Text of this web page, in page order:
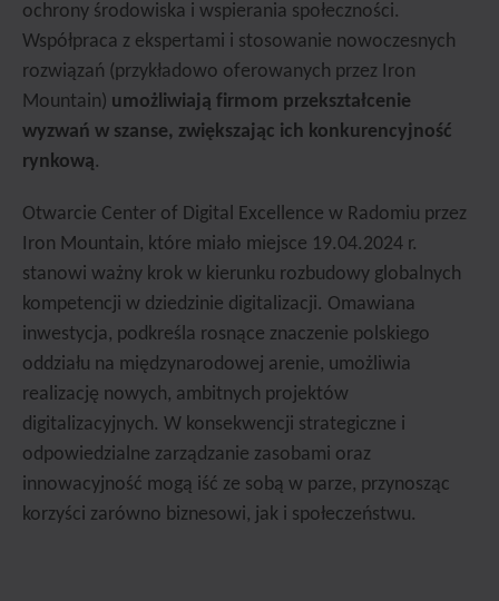
ochrony środowiska i wspierania społeczności.
Współpraca z ekspertami i stosowanie nowoczesnych
rozwiązań (przykładowo oferowanych przez Iron
Mountain) umożliwiają firmom przekształcenie
wyzwań w szanse, zwiększając ich konkurencyjność
rynkową.
Otwarcie Center of Digital Excellence w Radomiu przez
Iron Mountain, które miało miejsce 19.04.2024 r.
stanowi ważny krok w kierunku rozbudowy globalnych
kompetencji w dziedzinie digitalizacji. Omawiana
inwestycja, podkreśla rosnące znaczenie polskiego
oddziału na międzynarodowej arenie, umożliwia
realizację nowych, ambitnych projektów
digitalizacyjnych. W konsekwencji strategiczne i
odpowiedzialne zarządzanie zasobami oraz
innowacyjność mogą iść ze sobą w parze, przynosząc
korzyści zarówno biznesowi, jak i społeczeństwu.